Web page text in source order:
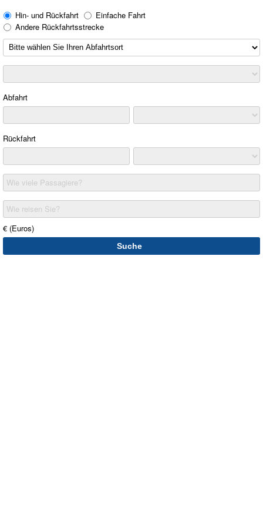
Hin- und Rückfahrt
Einfache Fahrt
Andere Rückfahrtsstrecke
Abfahrt
Rückfahrt
Wie viele Passagiere?
Wie reisen Sie?
€ (Euros)
Suche